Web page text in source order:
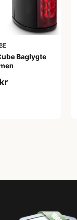
Baglygte